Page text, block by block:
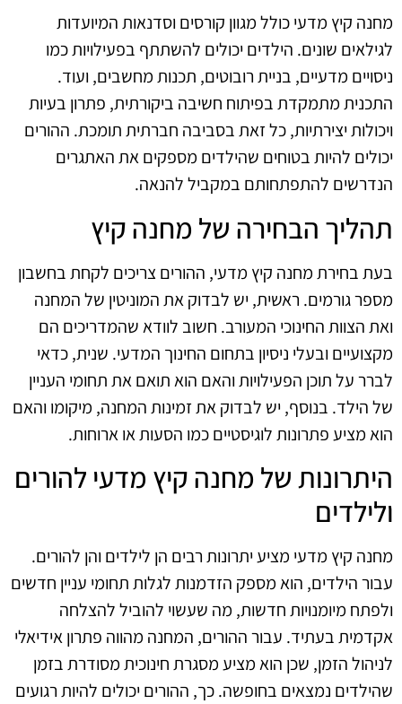
מחנה קיץ מדעי כולל מגוון קורסים וסדנאות המיועדות
לגילאים שונים. הילדים יכולים להשתתף בפעילויות כמו
ניסויים מדעיים, בניית רובוטים, תכנות מחשבים, ועוד.
התכנית מתמקדת בפיתוח חשיבה ביקורתית, פתרון בעיות
ויכולות יצירתיות, כל זאת בסביבה חברתית תומכת. ההורים
יכולים להיות בטוחים שהילדים מספקים את האתגרים
הנדרשים להתפתחותם במקביל להנאה.
תהליך הבחירה של מחנה קיץ
בעת בחירת מחנה קיץ מדעי, ההורים צריכים לקחת בחשבון
מספר גורמים. ראשית, יש לבדוק את המוניטין של המחנה
ואת הצוות החינוכי המעורב. חשוב לוודא שהמדריכים הם
מקצועיים ובעלי ניסיון בתחום החינוך המדעי. שנית, כדאי
לברר על תוכן הפעילויות והאם הוא תואם את תחומי העניין
של הילד. בנוסף, יש לבדוק את זמינות המחנה, מיקומו והאם
הוא מציע פתרונות לוגיסטיים כמו הסעות או ארוחות.
היתרונות של מחנה קיץ מדעי להורים
ולילדים
מחנה קיץ מדעי מציע יתרונות רבים הן לילדים והן להורים.
עבור הילדים, הוא מספק הזדמנות לגלות תחומי עניין חדשים
ולפתח מיומנויות חדשות, מה שעשוי להוביל להצלחה
אקדמית בעתיד. עבור ההורים, המחנה מהווה פתרון אידיאלי
לניהול הזמן, שכן הוא מציע מסגרת חינוכית מסודרת בזמן
שהילדים נמצאים בחופשה. כך, ההורים יכולים להיות רגועים